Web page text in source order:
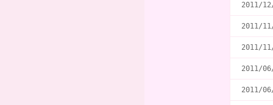
2011/
2011/
2011/
2011/
2011/